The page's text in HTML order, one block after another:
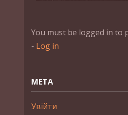
You must be logged in to
- Log in
МЕТА
Увійти